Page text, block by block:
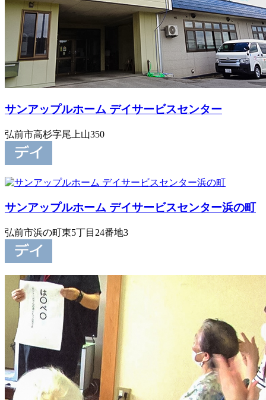
サンアップルホーム デイサービスセンター
弘前市高杉字尾上山350
サンアップルホーム デイサービスセンター浜の町
弘前市浜の町東5丁目24番地3